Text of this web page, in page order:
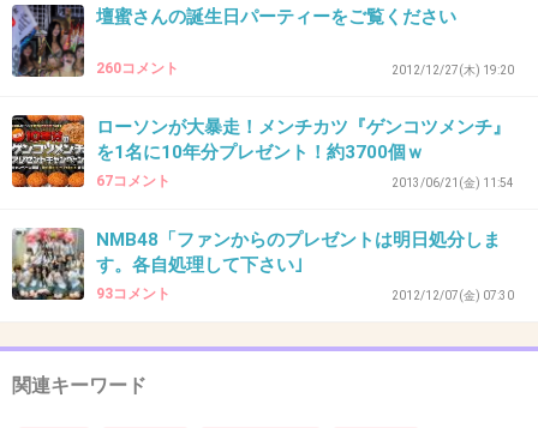
36. 匿名2013/05/18(土) 18:27:52
誕生日バイトだったんだけど、好きな人いて、気持ちが押
若かったなー
37. 匿名2013/05/18(土) 19:30:22
我が家は決してお金持ちではないけれど
壇蜜さんの誕生日パーティーをご覧ください
260コメント 2012/12/27(木) 19:20
ローソンが大暴走！メンチカツ『ゲンコツメンチ』
を1名に10年分プレゼント！約3700個ｗ
67コメント 2013/06/21(金) 11:54
NMB48「ファンからのプレゼントは明日処分しま
す。各自処理して下さい｣
93コメント 2012/12/07(金) 07:30
関連キーワード